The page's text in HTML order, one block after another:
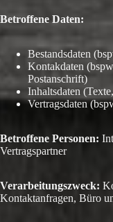
Betroffene Daten:
Bestandsdaten
Kontakdaten
Postanschrift)
Inhaltsdaten
Vertragsdaten
Betroffene Personen:
Vertragspartner
Verarbeitungszweck:
Kontaktanfragen, Büro